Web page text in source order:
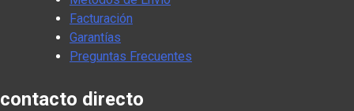
Facturación
Garantías
Preguntas Frecuentes
contacto directo